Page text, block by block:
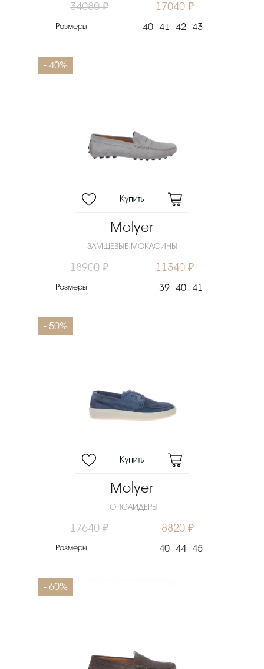
34080 ₽ 17040 ₽
Размеры 40 41 42 43
- 40%
Molyer
ЗАМШЕВЫЕ МОКАСИНЫ
18900 ₽ 11340 ₽
Размеры 39 40 41
- 50%
Molyer
ТОПСАЙДЕРЫ
17640 ₽ 8820 ₽
Размеры 40 44 45
- 60%